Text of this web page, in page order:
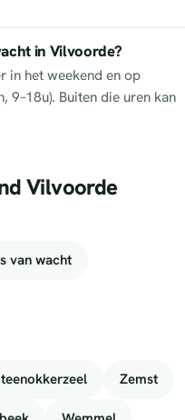
in Vilvoorde?
in het weekend en op
9–18u). Buiten die uren kan
Vilvoorde
van wacht
Zemst